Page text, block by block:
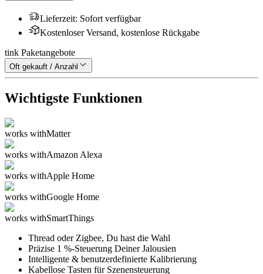
Lieferzeit: Sofort verfügbar
Kostenloser Versand, kostenlose Rückgabe
tink Paketangebote
Oft gekauft / Anzahl
Wichtigste Funktionen
works withMatter
works withAmazon Alexa
works withApple Home
works withGoogle Home
works withSmartThings
Thread oder Zigbee, Du hast die Wahl
Präzise 1 %-Steuerung Deiner Jalousien
Intelligente & benutzerdefinierte Kalibrierung
Kabellose Tasten für Szenensteuerung